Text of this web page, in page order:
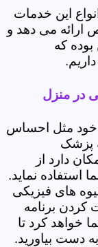
این خدمات
ارائه می دهد و
که
در منزل
خود مثل احساس
پزشک
دارد از
استفاده نماید.
های فیزیکی
کردن برنامه
خواهد کرد تا
دست بیاورید.